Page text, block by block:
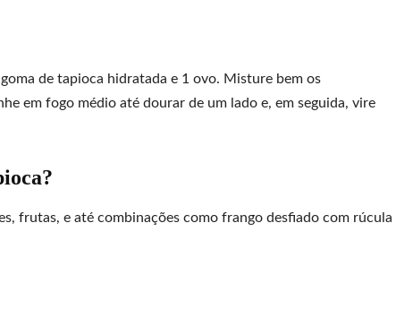
de tapioca hidratada e 1 ovo. Misture bem os
em fogo médio até dourar de um lado e, em seguida, vire
frutas, e até combinações como frango desfiado com rúcula